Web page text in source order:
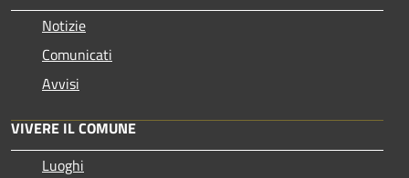
Notizie
Comunicati
Avvisi
VIVERE IL COMUNE
Luoghi